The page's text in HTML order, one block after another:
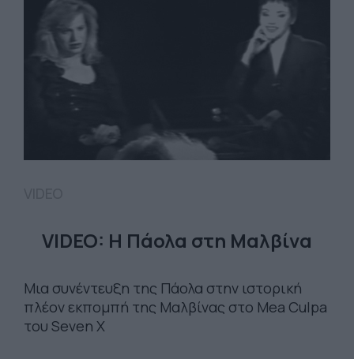
VIDEO: H Πάολα στη Μαλβίνα
Μια συνέντευξη της Πάολα στην ιστορική
πλέον εκπομπή της Μαλβίνας στο Mea Culpa
του Seven X